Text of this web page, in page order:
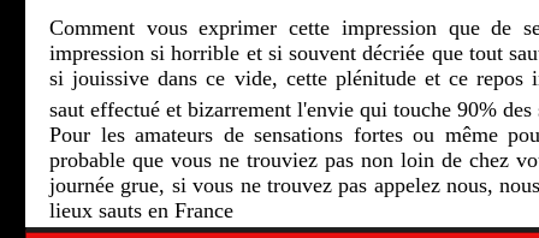
Comment vous exprimer cette impression que de
impression si horrible et si souvent décriée que tout
si jouissive dans ce vide, cette plénitude et ce repos
saut effectué et bizarrement l'envie qui touche 90% des
Pour les amateurs de sensations fortes ou même
probable que vous ne trouviez pas non loin de chez
journée grue, si vous ne trouvez pas appelez nous,
lieux sauts en France